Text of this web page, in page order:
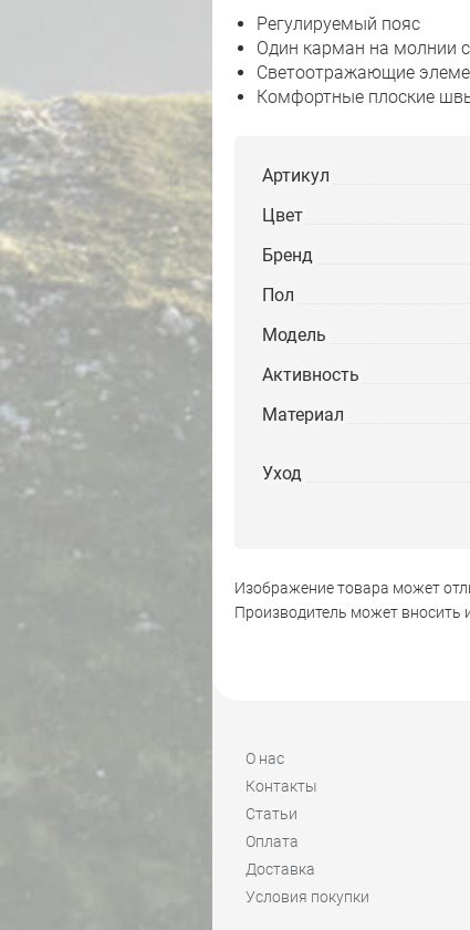
Регулируемый пояс
Один карман на молнии
Светоотражающие
Комфортные плоские
Артикул
Цвет
Бренд
Пол
Модель
Активность
Материал
Уход
Изображение товара может
Производитель может вносить
О нас
Контакты
Статьи
Оплата
Доставка
Условия покупки